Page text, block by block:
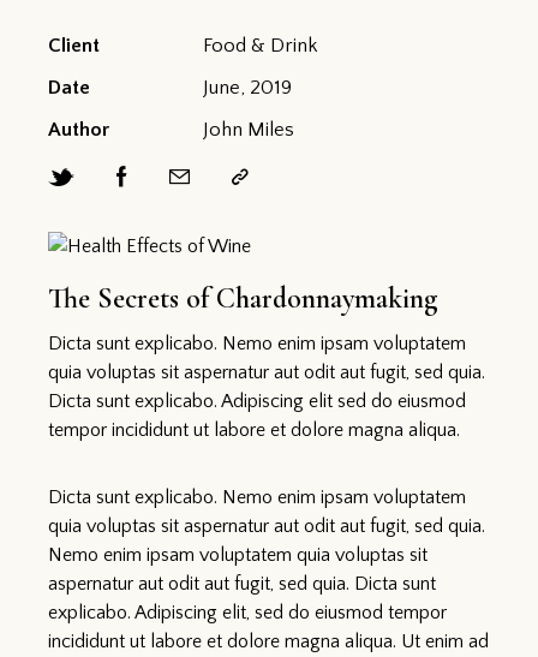
Client
Food & Drink
Date
June, 2019
Author
John Miles
The Secrets of Chardonnaymaking
Dicta sunt explicabo. Nemo enim ipsam voluptatem
quia voluptas sit aspernatur aut odit aut fugit, sed quia.
Dicta sunt explicabo. Adipiscing elit sed do eiusmod
tempor incididunt ut labore et dolore magna aliqua.
Dicta sunt explicabo. Nemo enim ipsam voluptatem
quia voluptas sit aspernatur aut odit aut fugit, sed quia.
Nemo enim ipsam voluptatem quia voluptas sit
aspernatur aut odit aut fugit, sed quia. Dicta sunt
explicabo. Adipiscing elit, sed do eiusmod tempor
incididunt ut labore et dolore magna aliqua. Ut enim ad